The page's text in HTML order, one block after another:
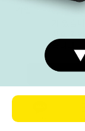
에 잘
습니다.
관리보
에 '상호
책 안내
안녕하
최근 금
안내해